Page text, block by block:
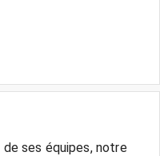
ses équipes, notre